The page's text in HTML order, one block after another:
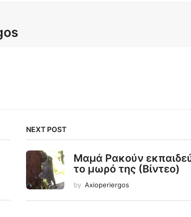
NEXT POST
Μαμά Ρακούν
το μωρό της (Βίντεο)
by Axioperiergos